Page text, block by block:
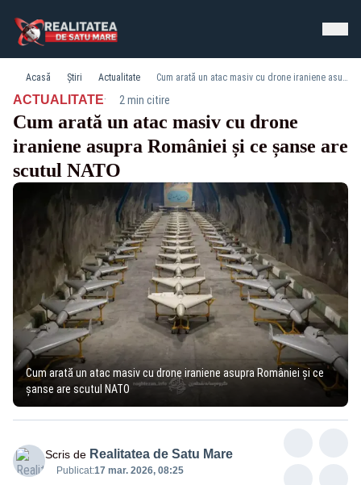
Acasă Știri Actualitate Cum arată un atac masiv cu drone iraniene asupra României și ce șanse are scutul NATO
ACTUALITATE· 2 min citire
Cum arată un atac masiv cu drone
iraniene asupra României și ce șanse are
scutul NATO
Cum arată un atac masiv cu drone iraniene asupra României și ce
șanse are scutul NATO
Scris de Realitatea de Satu Mare
Publicat:17 mar. 2026, 08:25